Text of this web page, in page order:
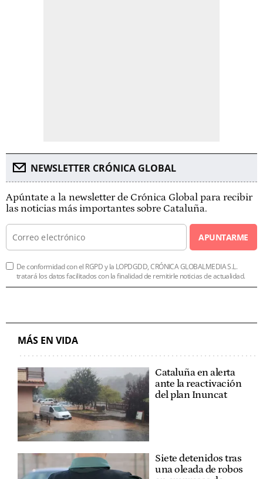
NEWSLETTER CRÓNICA GLOBAL
Apúntate a la newsletter de Crónica Global para recibir
las noticias más importantes sobre Cataluña.
APUNTARME
De conformidad con el RGPD y la LOPDGDD, CRÓNICA GLOBALMEDIA S.L.
tratará los datos facilitados con la finalidad de remitirle noticias de actualidad.
MÁS EN VIDA
Cataluña en alerta
ante la reactivación
del plan Inuncat
Siete detenidos tras
una oleada de robos